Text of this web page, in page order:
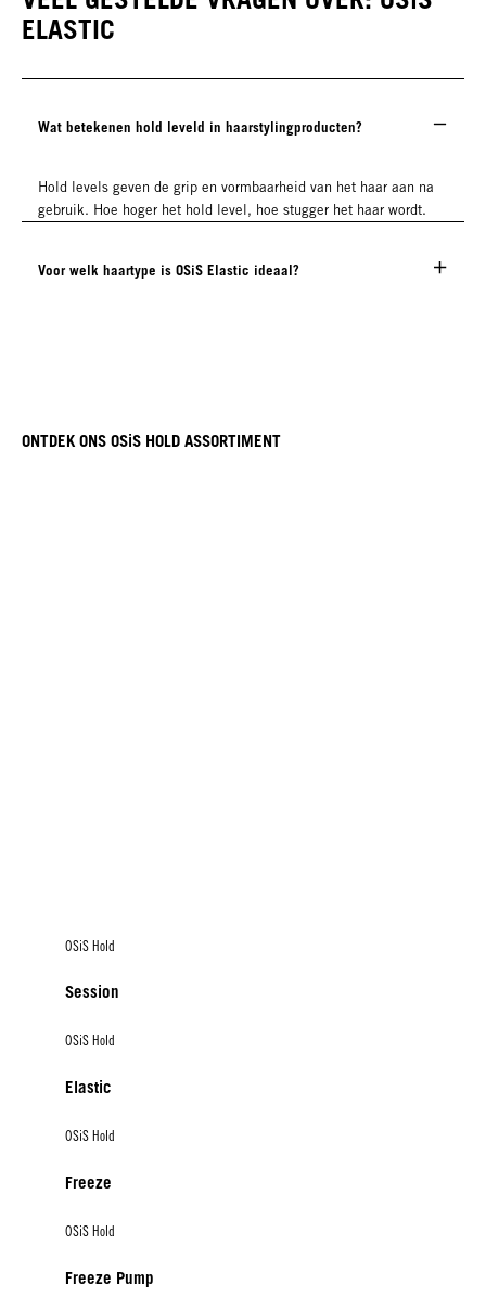
ELASTIC
Wat betekenen hold leveld in haarstylingproducten?
Hold levels geven de grip en vormbaarheid van het haar aan na
gebruik. Hoe hoger het hold level, hoe stugger het haar wordt.
Voor welk haartype is OSiS Elastic ideaal?
ONTDEK ONS OSiS HOLD ASSORTIMENT
OSiS Hold
Session
OSiS Hold
Elastic
OSiS Hold
Freeze
OSiS Hold
Freeze Pump